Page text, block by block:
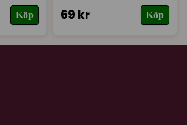
Köp 69 kr Köp